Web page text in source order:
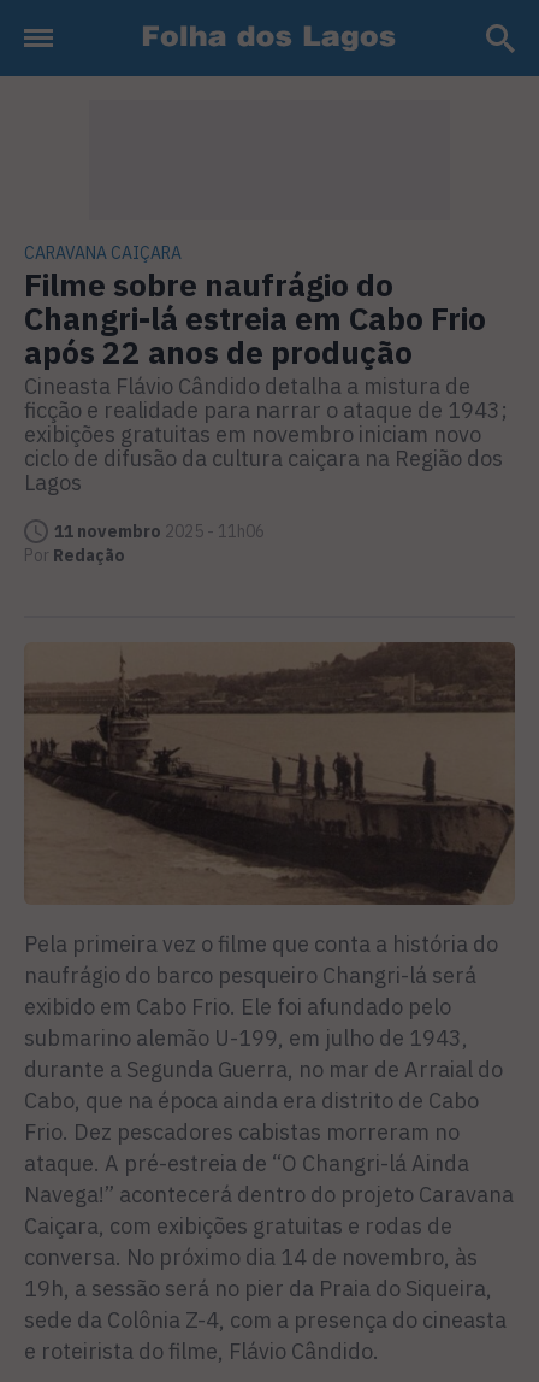
CARAVANA CAIÇARA
Filme sobre naufrágio do
Changri-lá estreia em Cabo Frio
após 22 anos de produção
Cineasta Flávio Cândido detalha a mistura de
ficção e realidade para narrar o ataque de 1943;
exibições gratuitas em novembro iniciam novo
ciclo de difusão da cultura caiçara na Região dos
Lagos
11 novembro 2025 - 11h06
Por Redação
Pela primeira vez o filme que conta a história do
naufrágio do barco pesqueiro Changri-lá será
exibido em Cabo Frio. Ele foi afundado pelo
submarino alemão U-199, em julho de 1943,
durante a Segunda Guerra, no mar de Arraial do
Cabo, que na época ainda era distrito de Cabo
Frio. Dez pescadores cabistas morreram no
ataque. A pré-estreia de “O Changri-lá Ainda
Navega!” acontecerá dentro do projeto Caravana
Caiçara, com exibições gratuitas e rodas de
conversa. No próximo dia 14 de novembro, às
19h, a sessão será no pier da Praia do Siqueira,
sede da Colônia Z-4, com a presença do cineasta
e roteirista do filme, Flávio Cândido.